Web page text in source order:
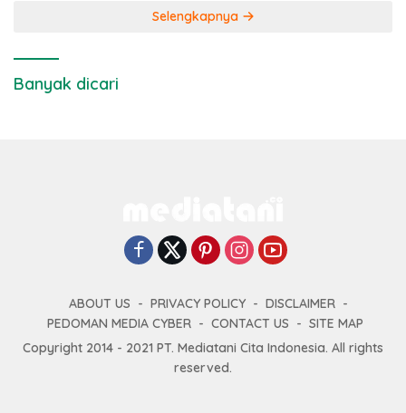
Selengkapnya
Banyak dicari
ABOUT US PRIVACY POLICY
DISCLAIMER
PEDOMAN MEDIA CYBER
CONTACT US
SITE MAP
Copyright 2014 - 2021 PT. Mediatani Cita Indonesia. All rights
reserved.